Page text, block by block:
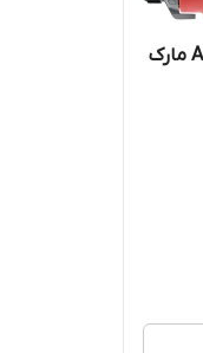
کابل لخت کن حرفه ای مدل ABI 1 مارک